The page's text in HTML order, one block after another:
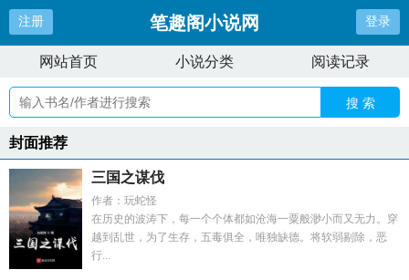
注册 笔趣阁小说网 登录
网站首页 小说分类 阅读记录
搜 索
封面推荐
三国之谋伐
作者：玩蛇怪
在历史的波涛下，每一个个体都如沧海一粟般渺小而又无力。穿
越到乱世，为了生存，五毒俱全，唯独缺德。将软弱剔除，恶
行...